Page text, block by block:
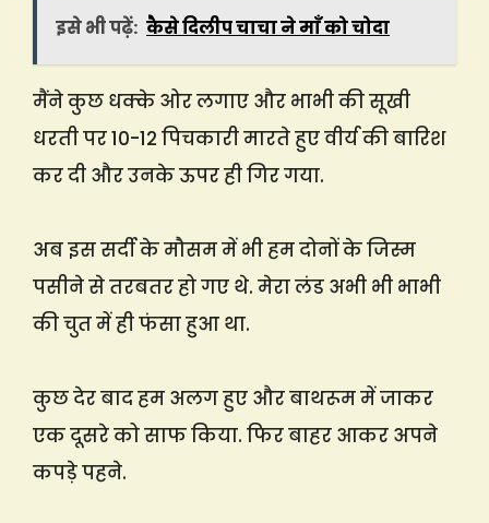
इसे भी पढ़ें: कैसे दिलीप चाचा ने माँ को चोदा
मैंने कुछ धक्के ओर लगाए और भाभी की सूखी
धरती पर 10-12 पिचकारी मारते हुए वीर्य की बारिश
कर दी और उनके ऊपर ही गिर गया.
अब इस सर्दी के मौसम में भी हम दोनों के जिस्म
पसीने से तरबतर हो गए थे. मेरा लंड अभी भी भाभी
की चुत में ही फंसा हुआ था.
कुछ देर बाद हम अलग हुए और बाथरूम में जाकर
एक दूसरे को साफ किया. फिर बाहर आकर अपने
कपड़े पहने.